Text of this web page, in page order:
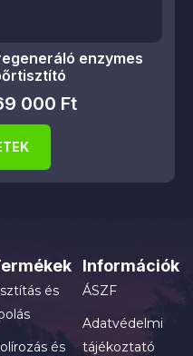
enzymes
000 Ft
és
és
Információk
ÁSZF
Adatvédelmi
tájékoztató